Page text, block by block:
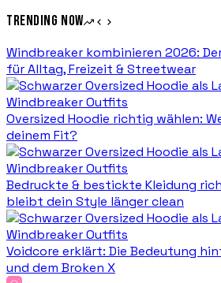
Trending now
Windbreaker kombinieren 2026:
für Alltag, Freizeit & Streetwear
Oversized Hoodie richtig wählen:
deinem Fit?
Bedruckte & bestickte Kleidung
bleibt dein Style länger clean
Voidcore erklärt: Die Bedeutung
und dem Broken X